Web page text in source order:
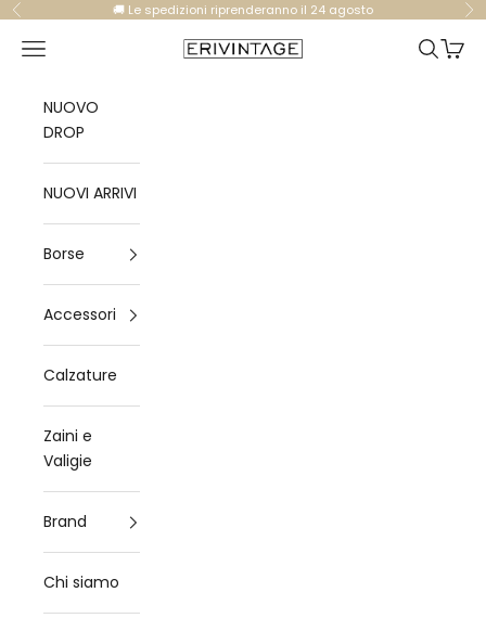
Vai al contenuto
Precedente 🚚 Le spedizioni riprenderanno il 24 agosto
Eri Vintage
Apri il menu di navigazione Mostra
NUOVO
DROP
NUOVI ARRIVI
Borse
Accessori
Calzature
Zaini e
Valigie
Brand
Chi siamo